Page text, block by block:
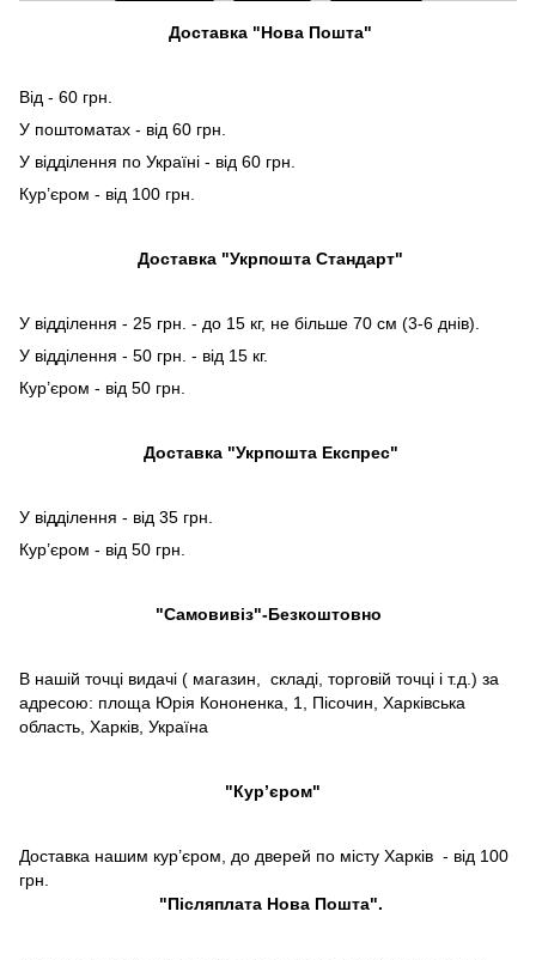
Доставка "Нова Пошта"
Від - 60 грн.
У поштоматах - від 60 грн.
У відділення по Україні - від 60 грн.
Кур’єром - від 100 грн.
Доставка "Укрпошта Стандарт"
У відділення - 25 грн. - до 15 кг, не більше 70 см (3-6 днів).
У відділення - 50 грн. - від 15 кг.
Кур’єром - від 50 грн.
Доставка "Укрпошта Експрес"
У відділення - від 35 грн.
Кур’єром - від 50 грн.
"Самовивіз"-Безкоштовно
В нашій точці видачі ( магазин, складі, торговій точці і т.д.) за
адресою: площа Юрія Кононенка, 1, Пісочин, Харківська
область, Харків, Україна
"Кур’єром"
Доставка нашим кур’єром, до дверей по місту Харків - від 100
грн.
"Післяплата Нова Пошта".